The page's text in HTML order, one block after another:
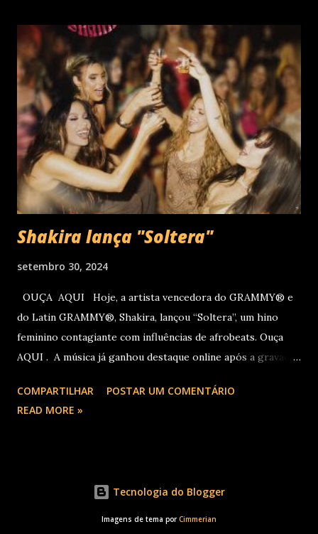
feira), quando Roberto Carlos se apresentará em Curitiba
– PR , na Teatro Positivo (Rua Prof. Pedro Viriato Parigot
de Souza, 5300 - Campo Comprido, Curitiba - PR). Abertura
das vendas on-line e físicas no dia 04 de setembro ao meio
dia. A produção e realização são da Cult! Produções, RW7
Production& Entertainment e RC Produções. Roberto
Carlos começou o ano de 2025 se apresentando n...
Shakira lança "Soltera"
setembro 30, 2024
OUÇA AQUI Hoje, a artista vencedora do GRAMMY® e
do Latin GRAMMY®, Shakira, lançou “Soltera”, um hino
feminino contagiante com influências de afrobeats. Ouça
AQUI . A música já ganhou destaque online após a gravação
Harlow, Anitta, Danna e Lele Pons. O vídeo será lançado em
breve. Este novo single chega logo após Shakira receber
Música Eletrônica Latina por “Bzrp Music Sessions, Vol. 53
(Tiësto Remix).” Em novembro, Shakira inicia a sua turnê
COMPARTILHAR
POSTAR UM COMENTÁRIO
READ MORE »
Tecnologia do Blogger
Imagens de tema por Cimmerian